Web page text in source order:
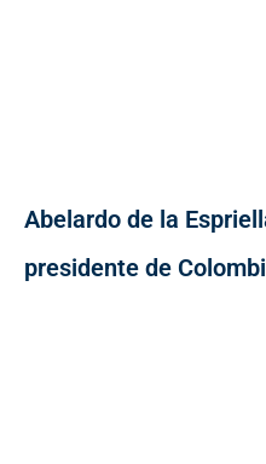
Abelardo de la
presidente de